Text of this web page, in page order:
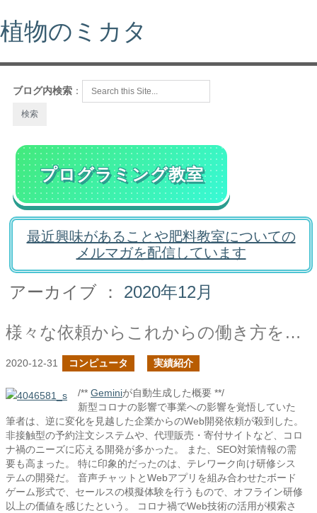
植物のミカタ
ブログ内検索 ：
プログラミング教室
最近興味があることや肥料教室についての
メルマガを配信しています
アーカイブ ： 2020年12月
様々な依頼からこれからの働き方を見た
2020-12-31 コンピュータ 実績紹介
/** Geminiが自動生成した概要 **/
新型コロナの影響で事業への影響を覚悟していた
筆者は、逆に変化を見越した企業からのWeb開発依頼が殺到した。
非接触型の予約注文システムや、代理販売・寄付サイトなど、コロ
ナ禍のニーズに応える開発が多かった。 また、SEO対策情報の需
要も高まった。 特に印象的だったのは、テレワーク向け研修シス
テムの開発だ。 音声チャットとWebアプリを組み合わせたボード
ゲーム形式で、セールスの模擬体験を行うもので、オフライン研修
以上の価値を感じたという。 コロナ禍でWeb技術の活用が模索さ